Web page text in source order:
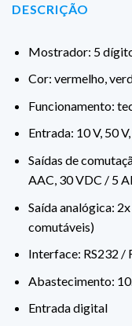
DESCRIÇÃO
Mostrador: 5
Cor: vermelho,
Funcionamento:
Entrada: 10 V, 50
Saídas de
AAC, 30 VDC / 5
Saída analógica:
comutáveis)
Interface: RS232 /
Abastecimento:
Entrada digital